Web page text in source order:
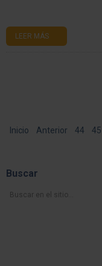
LEER MÁS
Inicio Anterior 44 45
Buscar
Buscar